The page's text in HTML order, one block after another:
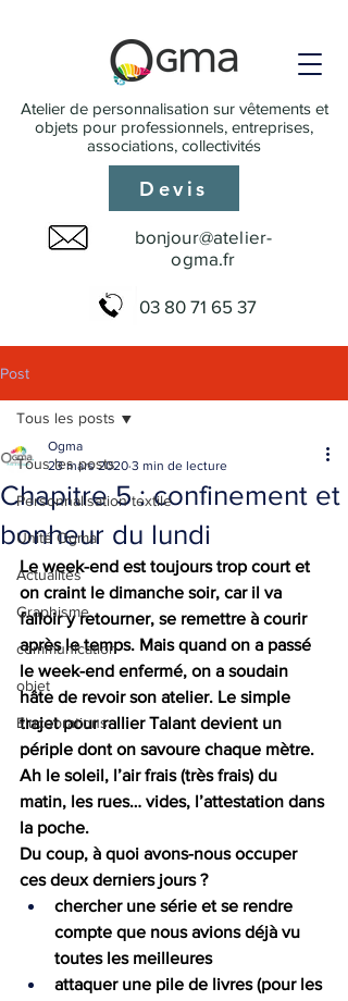
Atelier de personnalisation sur vêtements et
objets pour professionnels, entreprises,
associations, collectivités
bonjour@atelier-
ogma.fr
03 80 71 65 37
Devis
Post
Tous les posts
Personnalisation textile
Unité Ogma
Actualités
Graphisme
communication
objet
Elucubrations
Tous les posts
Chapitre 5 : confinement et
bonheur du lundi
Ogma
23 mars 2020 3 min de lecture
Le week-end est toujours trop court et
on craint le dimanche soir, car il va
falloir y retourner, se remettre à courir
après le temps. Mais quand on a passé
le week-end enfermé, on a soudain
hâte de revoir son atelier. Le simple
trajet pour rallier Talant devient un
périple dont on savoure chaque mètre.
Ah le soleil, l’air frais (très frais) du
matin, les rues… vides, l’attestation dans
la poche.
Du coup, à quoi avons-nous occuper
ces deux derniers jours ?
chercher une série et se rendre
compte que nous avions déjà vu
toutes les meilleures
attaquer une pile de livres (pour les